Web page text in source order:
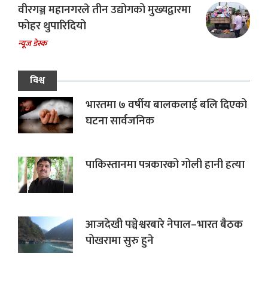
वीरगञ्ज महानगरले तीन उद्योगको मुख्यद्वारमा
फोहर थुपारिदियो
न्यूज डेस्क
विश्व
भारतमा ७ वर्षीय बालकलाई बलि दिएको
घटना सार्वजनिक
पाकिस्तानमा पत्रकारको गोली हानी हत्या
आजदेखी पञ्चेश्वरबारे नेपाल–भारत बैठक
पोखरामा सुरु हुने